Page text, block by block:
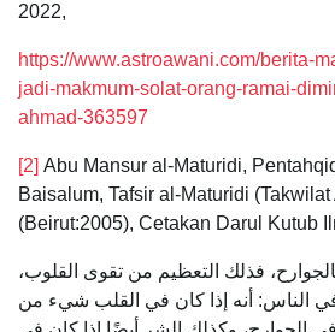
2022,
https://www.astroawani.com/berita-
jadi-makmum-solat-orang-ramai-
ahmad-363597
[2] Abu Mansur al-Maturidi,
Baisalum, Tafsir al-Maturidi
(Beirut:2005), Cetakan Darul Kutub
فذلك التعظيم من تقوى القلوب،
في الناس: أنه إذا كان في القلب شيء من